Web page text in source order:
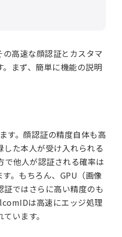
高速な顔認証とカスタマ
まず、簡単に機能の説明
す。顔認証の精度自体も高
した本人が受け入れられる
で他人が認証される確率は
。もちろん、GPU（画像
ではさらに高い精度のも
は高速にエッジ処理
います。